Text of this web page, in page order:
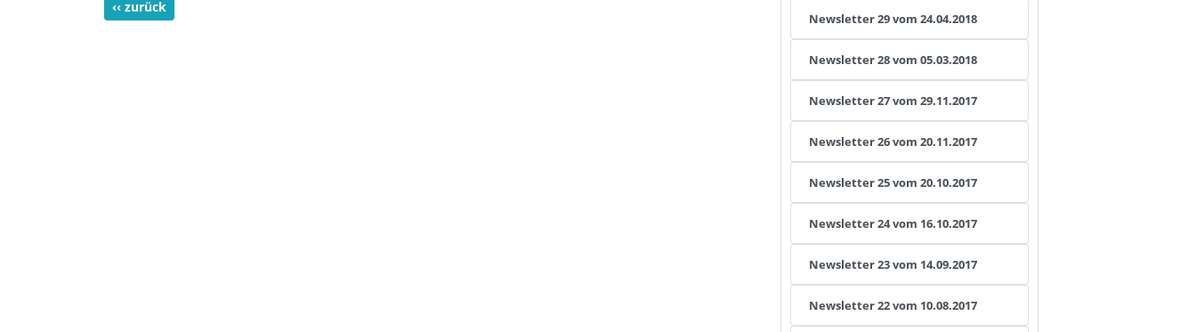
‹‹ zurück
Newsletter 29 vom 24.04.2018
Newsletter 28 vom 05.03.2018
Newsletter 27 vom 29.11.2017
Newsletter 26 vom 20.11.2017
Newsletter 25 vom 20.10.2017
Newsletter 24 vom 16.10.2017
Newsletter 23 vom 14.09.2017
Newsletter 22 vom 10.08.2017